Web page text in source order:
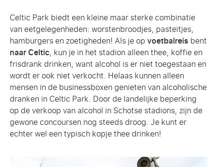
Celtic Park biedt een kleine maar sterke combinatie
van eetgelegenheden: worstenbroodjes, pasteitjes,
hamburgers en zoetigheden! Als je opvoetbalreis bent
naar Celtic, kun je in het stadion alleen thee, koffie en
frisdrank drinken, want alcohol is er niet toegestaan en
wordt er ook niet verkocht. Helaas kunnen alleen
mensen in de businessboxen genieten van alcoholische
dranken in Celtic Park. Door de landelijke beperking
op de verkoop van alcohol in Schotse stadions, zijn de
gewone concoursen nog steeds droog. Je kunt er
echter wel een typisch kopje thee drinken!